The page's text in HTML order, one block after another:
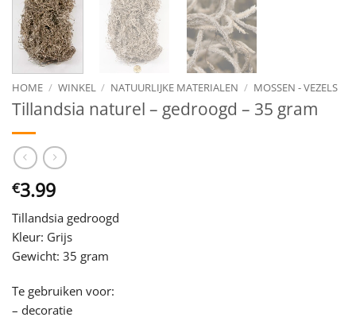
HOME / WINKEL / NATUURLIJKE MATERIALEN / MOSSEN - VEZELS
Tillandsia naturel – gedroogd – 35 gram
€3.99
Tillandsia gedroogd
Kleur: Grijs
Gewicht: 35 gram
Te gebruiken voor:
– decoratie